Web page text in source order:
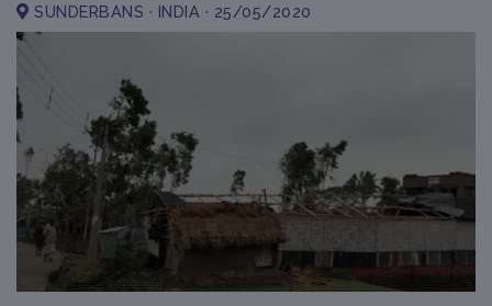
SUNDERBANS · INDIA · 25/05/2020